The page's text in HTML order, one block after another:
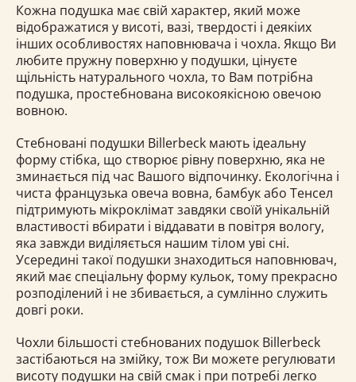
Кожна подушка має свій характер, який може
відображатися у висоті, вазі, твердості і деякіих
інших особливостях наповнювача і чохла. Якщо Ви
любите пружну поверхню у подушки, цінуєте
щільність натурального чохла, то Вам потрібна
подушка, простебнована високоякісною овечою
вовною.
Стебновані подушки Billerbeck мають ідеальну
форму стібка, що створює рівну поверхню, яка не
зминається під час Вашого відпочинку. Екологічна і
чиста французька овеча вовна, бамбук або Тенсел
підтримують мікроклімат завдяки своїй унікальній
властивості вбирати і віддавати в повітря вологу,
яка завжди виділяється нашим тілом уві сні.
Усередині такої подушки знаходиться наповнювач,
який має спеціальну форму кульок, тому прекрасно
розподілений і не збивається, а сумлінно служить
довгі роки.
Чохли більшості стебнованих подушок Billerbeck
застібаються на змійку, тож Ви можете регулювати
висоту подушки на свій смак і при потребі легко